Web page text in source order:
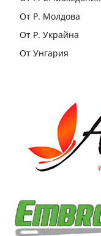
От Р. Молдова
От Р. Украйна
От Унгария